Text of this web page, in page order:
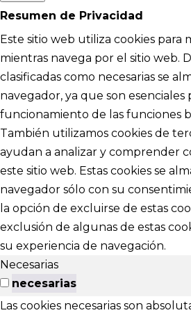
Resumen de Privacidad
Este sitio web utiliza cookies para
mientras navega por el sitio web.
clasificadas como necesarias se
navegador, ya que son esenciales
funcionamiento de las funciones
También utilizamos cookies de
ayudan a analizar y comprender
este sitio web. Estas cookies se
navegador sólo con su
la opción de excluirse de estas
exclusión de algunas de estas
su experiencia de navegación.
Necesarias
necesarias
Las cookies necesarias son